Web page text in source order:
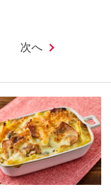
次へ